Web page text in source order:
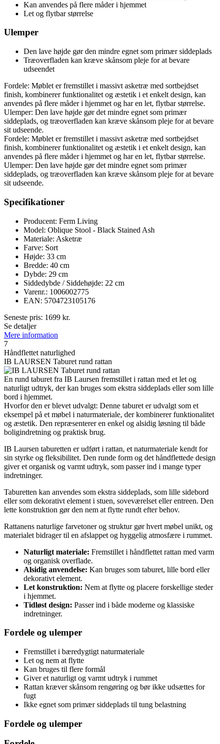
Kan anvendes på flere måder i hjemmet
Let og flytbar størrelse
Ulemper
Den lave højde gør den mindre egnet som primær siddeplads
Træoverfladen kan kræve skånsom pleje for at bevare
udseendet
Fordele: Møblet er fremstillet i massivt asketræ med sortbejdset
finish, kombinerer funktionalitet og æstetik i et enkelt design, kan
anvendes på flere måder i hjemmet og har en let, flytbar størrelse.
Ulemper: Den lave højde gør det mindre egnet som primær
siddeplads, og træoverfladen kan kræve skånsom pleje for at bevare
sit udseende.
Fordele: Møblet er fremstillet i massivt asketræ med sortbejdset
finish, kombinerer funktionalitet og æstetik i et enkelt design, kan
anvendes på flere måder i hjemmet og har en let, flytbar størrelse.
Ulemper: Den lave højde gør det mindre egnet som primær
siddeplads, og træoverfladen kan kræve skånsom pleje for at bevare
sit udseende.
Specifikationer
Producent: Ferm Living
Model: Oblique Stool - Black Stained Ash
Materiale: Asketræ
Farve: Sort
Højde: 33 cm
Bredde: 40 cm
Dybde: 29 cm
Siddedybde / Siddehøjde: 22 cm
Varenr.: 1006002775
EAN: 5704723105176
Seneste pris: 1699 kr.
Se detaljer
Mere information
7
Håndflettet naturlighed
IB LAURSEN Taburet rund rattan
En rund taburet fra IB Laursen fremstillet i rattan med et let og
naturligt udtryk, der kan bruges som ekstra siddeplads eller som lille
bord i hjemmet.
Hvorfor den er blevet udvalgt: Denne taburet er udvalgt som et
eksempel på et møbel i naturmateriale, der kombinerer funktionalitet
og æstetik. Den repræsenterer en enkel og alsidig løsning til både
boligindretning og praktisk brug.
IB Laursen taburetten er udført i rattan, et naturmateriale kendt for
sin styrke og fleksibilitet. Den runde form og det håndflettede design
giver et organisk og varmt udtryk, som passer ind i mange typer
indretninger.
Taburetten kan anvendes som ekstra siddeplads, som lille sidebord
eller som dekorativt element i stuen, soveværelset eller entreen. Den
lette konstruktion gør den nem at flytte rundt efter behov.
Rattanens naturlige farvetoner og struktur gør hvert møbel unikt, og
materialet bidrager til en afslappet og hyggelig atmosfære i rummet.
Naturligt materiale: Fremstillet i håndflettet rattan med varm
og organisk overflade.
Alsidig anvendelse: Kan bruges som taburet, lille bord eller
dekorativt element.
Let konstruktion: Nem at flytte og placere forskellige steder
i hjemmet.
Tidløst design: Passer ind i både moderne og klassiske
indretninger.
Fordele og ulemper
Fremstillet i bæredygtigt naturmateriale
Let og nem at flytte
Kan bruges til flere formål
Giver et naturligt og varmt udtryk i rummet
Rattan kræver skånsom rengøring og bør ikke udsættes for
fugt
Ikke egnet som primær siddeplads til tung belastning
Fordele og ulemper